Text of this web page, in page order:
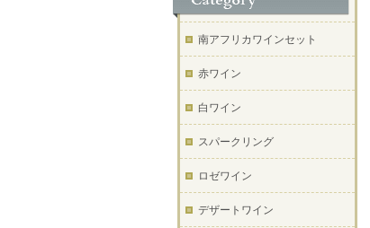
南アフリカワインセット
赤ワイン
白ワイン
スパークリング
ロゼワイン
デザートワイン